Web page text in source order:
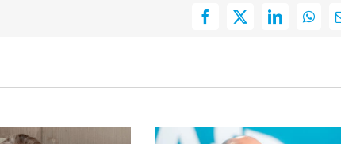
Facebook
X LinkedIn